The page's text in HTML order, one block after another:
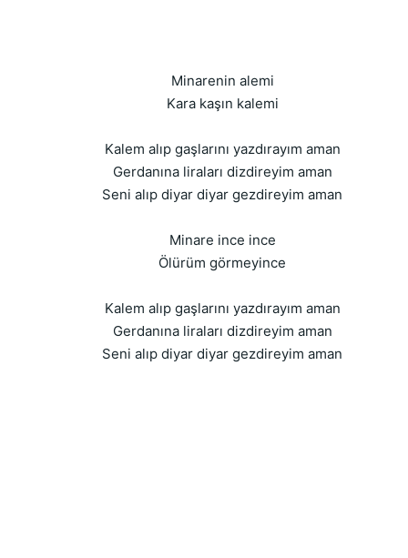
Minarenin alemi
Kara kaşın kalemi
Kalem alıp gaşlarını yazdırayım aman
Gerdanına liraları dizdireyim aman
Seni alıp diyar diyar gezdireyim aman
Minare ince ince
Ölürüm görmeyince
Kalem alıp gaşlarını yazdırayım aman
Gerdanına liraları dizdireyim aman
Seni alıp diyar diyar gezdireyim aman